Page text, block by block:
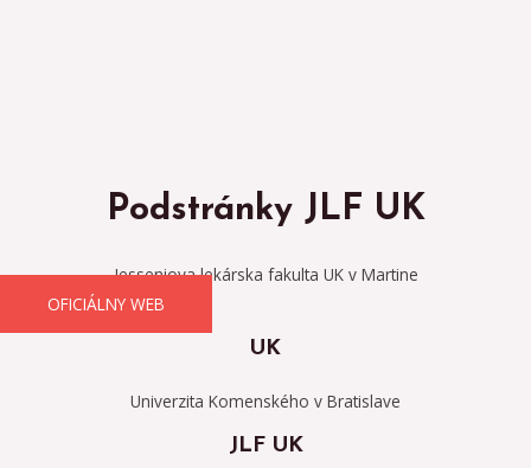
Podstránky JLF UK
Jesseniova lekárska fakulta UK v Martine
OFICIÁLNY WEB
UK
Univerzita Komenského v Bratislave
JLF UK